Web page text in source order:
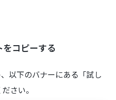
コピーする
以下のバナーにある「試し
さい。